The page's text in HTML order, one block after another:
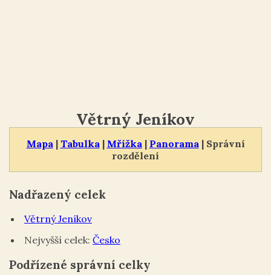
Mapa | Tabulka | Mřížka | Panorama | Správní
rozdělení
Větrný Jeníkov
Nadřazený celek
Větrný Jeníkov
Nejvyšší celek: Česko
Podřízené správní celky